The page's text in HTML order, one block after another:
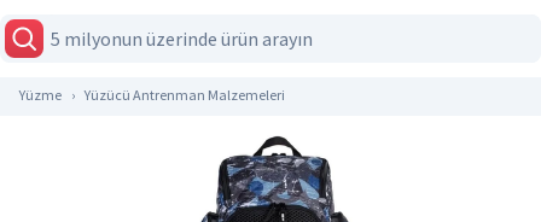
Yüzme Yüzücü Antrenman Malzemeleri